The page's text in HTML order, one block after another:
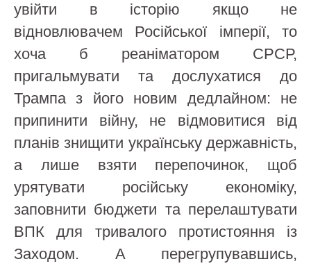
увійти в історію якщо не
відновлювачем Російської імперії, то
хоча б реаніматором СРСР,
пригальмувати та дослухатися до
Трампа з його новим дедлайном: не
припинити війну, не відмовитися від
планів знищити українську державність,
а лише взяти перепочинок, щоб
урятувати російську економіку,
заповнити бюджети та перелаштувати
ВПК для тривалого протистояння із
Заходом. А перегрупувавшись,